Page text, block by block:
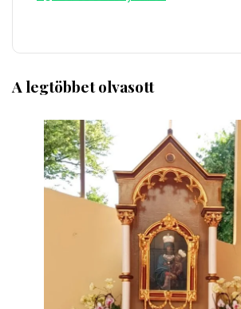
A legtöbbet olvasott